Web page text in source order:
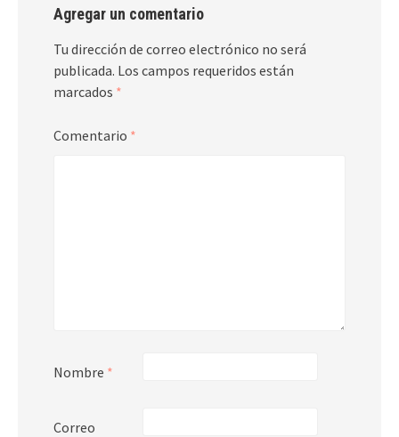
Agregar un comentario
Tu dirección de correo electrónico no será
publicada. Los campos requeridos están
marcados *
Comentario *
Nombre *
Correo